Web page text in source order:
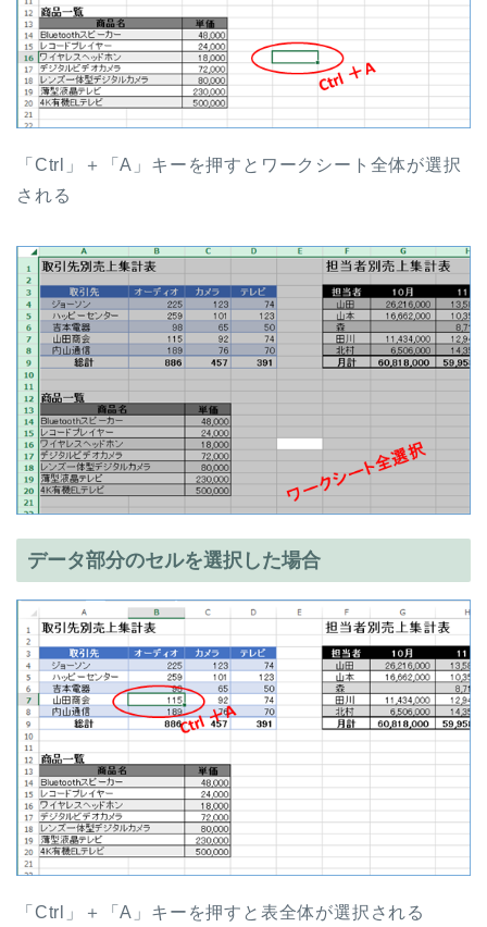
「Ctrl」＋「A」キーを押すとワークシート全体が選択
される
データ部分のセルを選択した場合
「Ctrl」＋「A」キーを押すと表全体が選択される